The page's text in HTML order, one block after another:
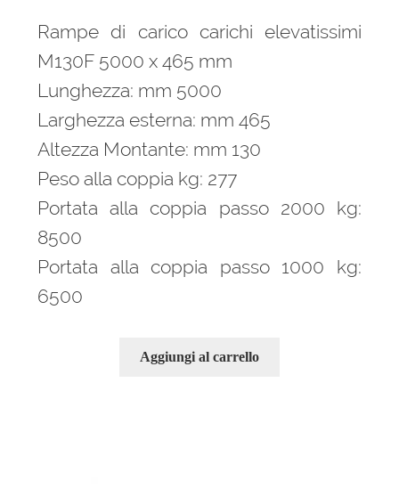
Rampe di carico carichi elevatissimi
M130F 5000 x 465 mm
Lunghezza: mm 5000
Larghezza esterna: mm 465
Altezza Montante: mm 130
Peso alla coppia kg: 277
Portata alla coppia passo 2000 kg:
8500
Portata alla coppia passo 1000 kg:
6500
Aggiungi al carrello